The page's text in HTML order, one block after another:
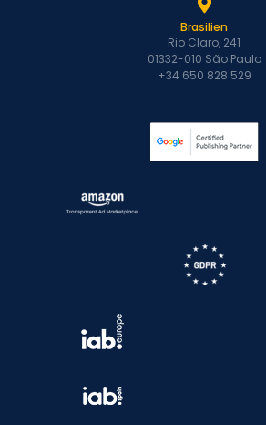
Brasilien
Rio Claro, 241
01332-010 São Paulo
+34 650 828 529